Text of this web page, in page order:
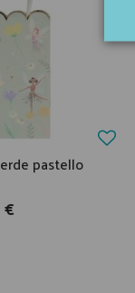
pastello
€